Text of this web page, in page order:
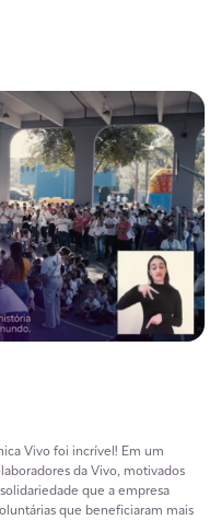
Vivo foi incrível! Em um
da Vivo, motivados
que a empresa
que beneficiaram mais